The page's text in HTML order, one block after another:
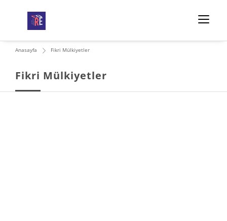
Fikri Mülkiyetler
Anasayfa Fikri Mülkiyetler